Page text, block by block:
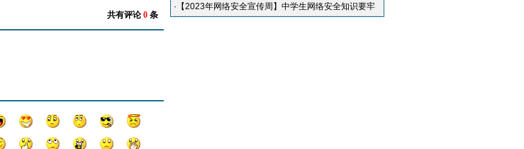
共有评论0 条
· 【2023年网络安全宣传周】中学生网络安全知识要牢